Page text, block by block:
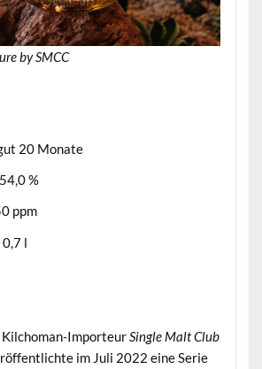
by SMCC
20 Monate
54,0 %
ppm
0,7 l
Kilchoman-ImporteurSingle Malt Club
im Juli 2022 eine Serie